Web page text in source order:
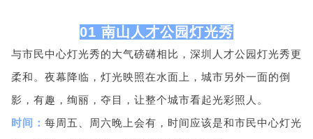
01 南山人才公园灯光秀
与市民中心灯光秀的大气磅礴相比，深圳人才公园灯光秀更
柔和。夜幕降临，灯光映照在水面上，城市另外一面的倒
影，有趣，绚丽，夺目，让整个城市看起光彩照人。
时间： 每周五、周六晚上会有，时间应该是和市民中心灯光